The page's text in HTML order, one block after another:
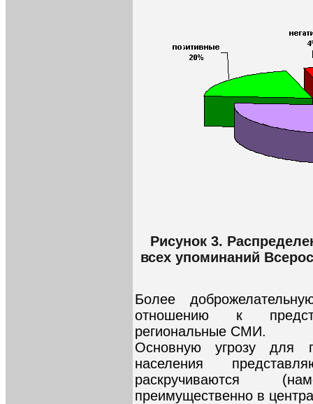
Рисунок 3.
всех упоминаний
Более
отношению к
региональные СМИ.
Основную угрозу для
населения
раскручиваются
преимущественно в